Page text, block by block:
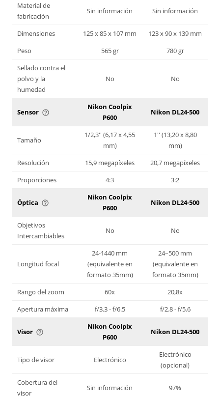
Material de
fabricación
Sin información Sin información
Dimensiones 125 x 85 x 107 mm
123 x 90 x 139 mm
Peso
565 gr
780 gr
Sellado contra el
polvo y la
humedad
No No
Sensor help_outline
Nikon Coolpix
P600
Nikon DL24-500
Tamaño
1/2,3'' (6,17 x 4,55
mm)
1'' (13,20 x 8,80
mm)
Resolución
15,9 megapíxeles
20,7 megapíxeles
Proporciones
4:3 3:2
Óptica help_outline
Nikon Coolpix
P600
Nikon DL24-500
Objetivos
Intercambiables
No No
Longitud focal
24-1440 mm
(equivalente en
formato 35mm)
24–500 mm
(equivalente en
formato 35mm)
Rango del zoom
60x
20,8x
Apertura máxima
f/3.3 - f/6.5 f/2.8 - f/5.6
Visor help_outline
Nikon Coolpix
P600
Nikon DL24-500
Tipo de visor Electrónico
Electrónico
(opcional)
Cobertura del
visor
Sin información 97%